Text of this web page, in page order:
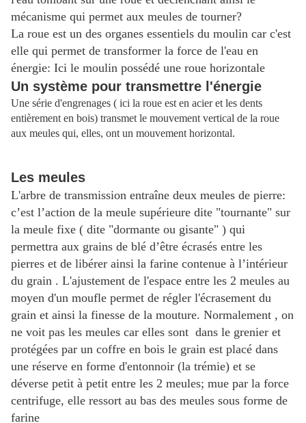
mécanisme qui permet aux meules de tourner?
La roue est un des organes essentiels du moulin car c'est
elle qui permet de transformer la force de l'eau en
énergie: Ici le moulin possédé une roue horizontale
Un système pour transmettre l'énergie
Une série d'engrenages ( ici la roue est en acier et les dents
entièrement en bois) transmet le mouvement vertical de la roue
aux meules qui, elles, ont un mouvement horizontal.
Les meules
L'arbre de transmission entraîne deux meules de pierre:
c’est l’action de la meule supérieure dite "tournante" sur
la meule fixe ( dite "dormante ou gisante" ) qui
permettra aux grains de blé d’être écrasés entre les
pierres et de libérer ainsi la farine contenue à l’intérieur
du grain . L'ajustement de l'espace entre les 2 meules au
moyen d'un moufle permet de régler l'écrasement du
grain et ainsi la finesse de la mouture. Normalement , on
ne voit pas les meules car elles sont dans le grenier et
protégées par un coffre en bois le grain est placé dans
une réserve en forme d'entonnoir (la trémie) et se
déverse petit à petit entre les 2 meules; mue par la force
centrifuge, elle ressort au bas des meules sous forme de
farine